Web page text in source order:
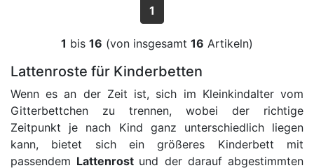
1
1 bis 16 (von insgesamt 16 Artikeln)
Lattenroste für Kinderbetten
Wenn es an der Zeit ist, sich im Kleinkindalter vom
Gitterbettchen zu trennen, wobei der richtige
Zeitpunkt je nach Kind ganz unterschiedlich liegen
kann, bietet sich ein größeres Kinderbett mit
passendem Lattenrost und der darauf abgestimmten